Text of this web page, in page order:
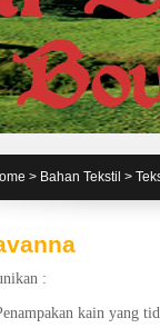
> Bahan Tekstil >
:
kain yang